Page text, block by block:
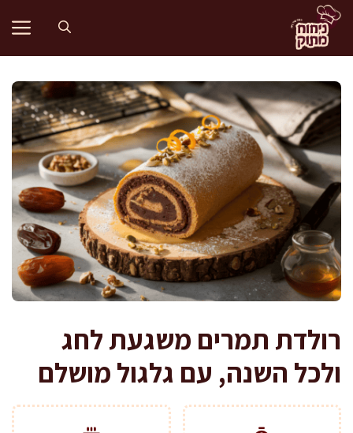
לדלג
לתוכן
רולדת תמרים משגעת לחג
ולכל השנה, עם גלגול מושלם